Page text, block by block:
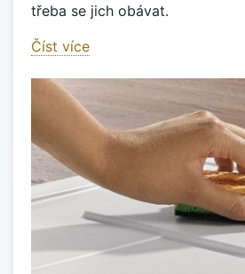
třeba se jich obávat.
Číst více